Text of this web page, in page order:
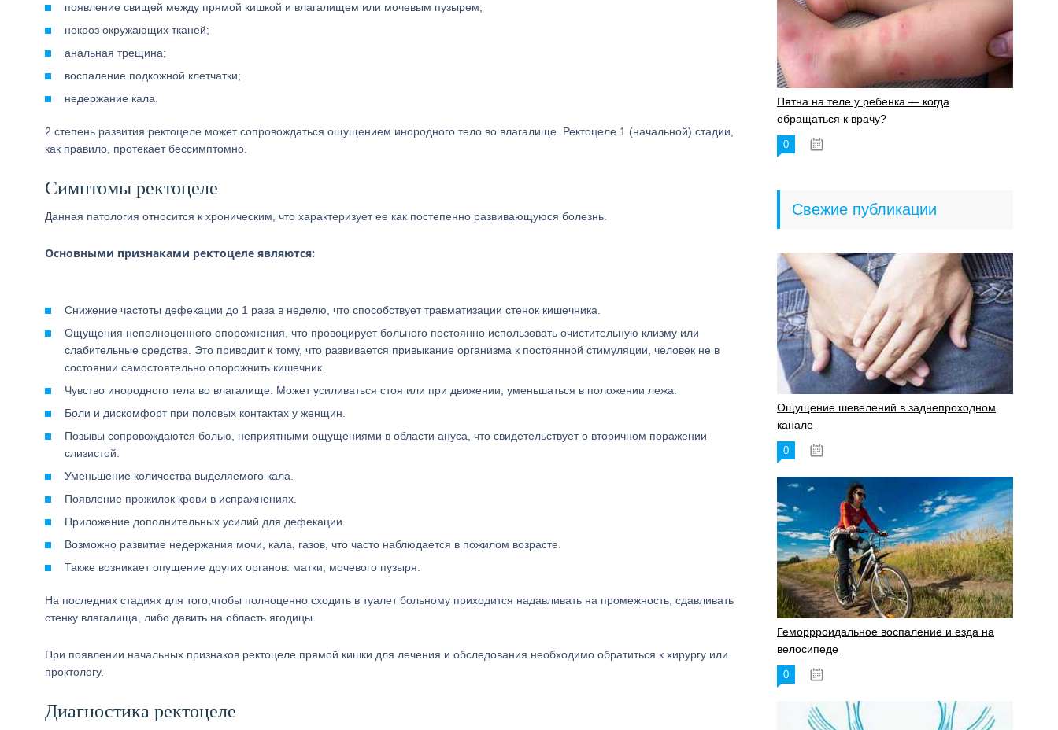
появление свищей между прямой кишкой и влагалищем или мочевым пузырем;
некроз окружающих тканей;
анальная трещина;
воспаление подкожной клетчатки;
недержание кала.
2 степень развития ректоцеле может сопровождаться ощущением инородного тело во влагалище. Ректоцеле 1 (начальной) стадии,
как правило, протекает бессимптомно.
Симптомы ректоцеле
Данная патология относится к хроническим, что характеризует ее как постепенно развивающуюся болезнь.
Основными признаками ректоцеле являются:
Снижение частоты дефекации до 1 раза в неделю, что способствует травматизации стенок кишечника.
Ощущения неполноценного опорожнения, что провоцирует больного постоянно использовать очистительную клизму или
слабительные средства. Это приводит к тому, что развивается привыкание организма к постоянной стимуляции, человек не в
состоянии самостоятельно опорожнить кишечник.
Чувство инородного тела во влагалище. Может усиливаться стоя или при движении, уменьшаться в положении лежа.
Боли и дискомфорт при половых контактах у женщин.
Позывы сопровождаются болью, неприятными ощущениями в области ануса, что свидетельствует о вторичном поражении
слизистой.
Уменьшение количества выделяемого кала.
Появление прожилок крови в испражнениях.
Приложение дополнительных усилий для дефекации.
Возможно развитие недержания мочи, кала, газов, что часто наблюдается в пожилом возрасте.
Также возникает опущение других органов: матки, мочевого пузыря.
На последних стадиях для того,чтобы полноценно сходить в туалет больному приходится надавливать на промежность, сдавливать
стенку влагалища, либо давить на область ягодицы.
При появлении начальных признаков ректоцеле прямой кишки для лечения и обследования необходимо обратиться к хирургу или
проктологу.
Диагностика ректоцеле
Пятна на теле у ребенка — когда
обращаться к врачу?
0
Свежие публикации
Ощущение шевелений в заднепроходном
канале
0
Геморрроидальное воспаление и езда на
велосипеде
0